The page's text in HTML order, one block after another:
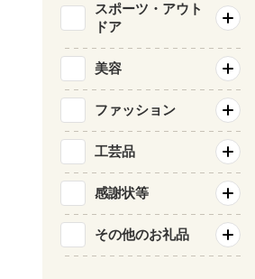
スポーツ・アウト
ドア
美容
ファッション
工芸品
感謝状等
その他のお礼品